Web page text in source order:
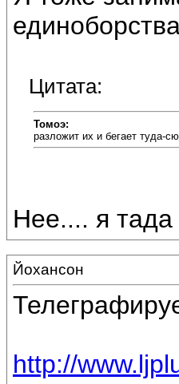
Цитата:
Томоэ:
разложит их и бегает туда-
Нее.... я
Йохансон
http://